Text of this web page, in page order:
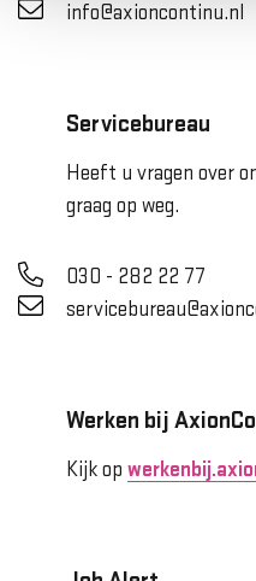
info@axioncontinu.nl
Servicebureau
Heeft u vragen over
graag op weg.
030 - 282 22 77
Werken bij
Kijk op